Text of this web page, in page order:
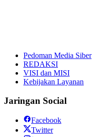
Pedoman Media Siber
REDAKSI
VISI dan MISI
Kebijakan Layanan
Jaringan Social
Facebook
Twitter